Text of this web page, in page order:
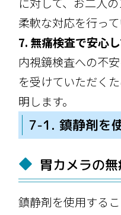
柔軟な対応を行って
7. 無痛検査で安心
内視鏡検査への不
を受けていただく
明します。
7-1. 鎮静剤を
胃カメラの
鎮静剤を使用する